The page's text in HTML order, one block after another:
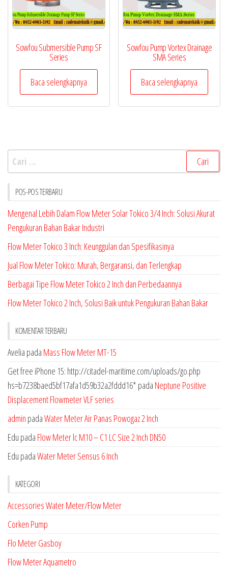
Sowfou Submersible Pump SF
Series
Baca selengkapnya
Sowfou Pump Vortex Drainage
SMA Series
Baca selengkapnya
Cari
untuk:
POS-POS TERBARU
Mengenal Lebih Dalam Flow Meter Solar Tokico 3/4 Inch: Solusi Akurat
Pengukuran Bahan Bakar Industri
Flow Meter Tokico 3 Inch: Keunggulan dan Spesifikasinya
Jual Flow Meter Tokico: Murah, Bergaransi, dan Terlengkap
Berbagai Tipe Flow Meter Tokico 2 Inch dan Perbedaannya
Flow Meter Tokico 2 Inch, Solusi Baik untuk Pengukuran Bahan Bakar
KOMENTAR TERBARU
Avelia pada Mass Flow Meter MT-15
Get free iPhone 15: http://citadel-maritime.com/uploads/go.php
hs=b7238baed5bf17afa1d59b32a2fddd16* pada Neptune Positive
Displacement Flowmeter VLF series
admin padaWater Meter Air Panas Powogaz 2 Inch
Edu pada Flow Meter lc M10 – C1 LC Size 2 Inch DN50
Edu padaWater Meter Sensus 6 Inch
KATEGORI
Accessories Water Meter/Flow Meter
Corken Pump
Flo Meter Gasboy
Flow Meter Aquametro